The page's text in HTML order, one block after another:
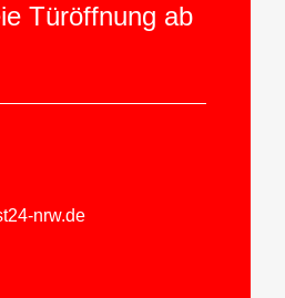
Türöffnung ab
nrw.de